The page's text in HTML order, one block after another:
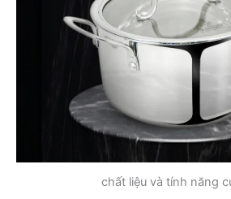
chất liệu và tính năng